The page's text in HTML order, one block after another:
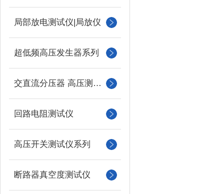
局部放电测试仪|局放仪
超低频高压发生器系列
交直流分压器 高压测量仪
回路电阻测试仪
高压开关测试仪系列
断路器真空度测试仪